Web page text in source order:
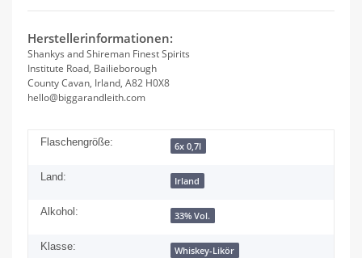
Herstellerinformationen:
Shankys and Shireman Finest Spirits
Institute Road, Bailieborough
County Cavan, Irland, A82 H0X8
hello@biggarandleith.com
Flaschengröße: 6x 0,7l
Land: Irland
Alkohol: 33% Vol.
Klasse: Whiskey-Likör